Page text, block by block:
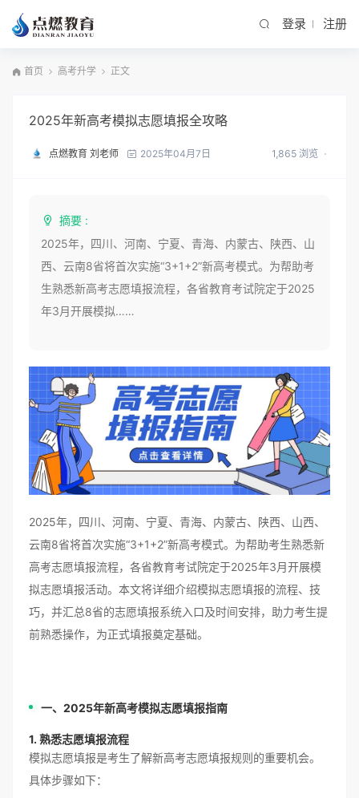
登录 注册
首页 高考升学 正文
2025年新高考模拟志愿填报全攻略
点燃教育 刘老师 2025年04月7日 1,865 浏览
摘要 :
2025年，四川、河南、宁夏、青海、内蒙古、陕西、山
西、云南8省将首次实施“3+1+2”新高考模式。为帮助考
生熟悉新高考志愿填报流程，各省教育考试院定于2025
年3月开展模拟……
2025年，四川、河南、宁夏、青海、内蒙古、陕西、山西、
云南8省将首次实施“3+1+2”新高考模式。为帮助考生熟悉新
高考志愿填报流程，各省教育考试院定于2025年3月开展模
拟志愿填报活动。本文将详细介绍模拟志愿填报的流程、技
巧，并汇总8省的志愿填报系统入口及时间安排，助力考生提
前熟悉操作，为正式填报奠定基础。
一、2025年新高考模拟志愿填报指南
1. 熟悉志愿填报流程
模拟志愿填报是考生了解新高考志愿填报规则的重要机会。
具体步骤如下：